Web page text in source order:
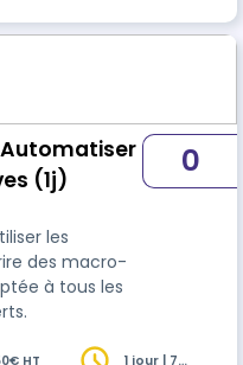
Automatiser
(1j)
des macro-
à tous les
0
HT
1 jour | 7